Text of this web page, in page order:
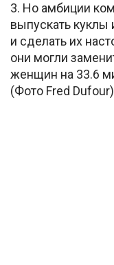
3. Но амбиции
выпускать куклы
и сделать их
они могли
женщин на 33.6
(Фото Fred